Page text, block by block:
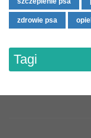
zdrowie psa
Tagi